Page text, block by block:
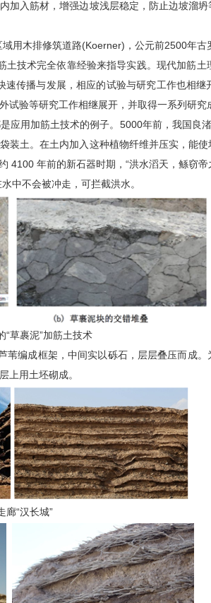
入筋材，增强边坡浅层稳定，防止边坡溜
木排修筑道路(Koerner)，公元前2500年
技术完全依靠经验来指导实践。现代加筋
传播与发展，相应的试验与研究工作也相
验等研究工作相继展开，并取得一系列研究
用加筋土技术的例子。5000年前，我国良渚
土。在土内加入这种植物纤维并压实，能
年前的新石器时期，“洪水滔天，鲧窃
中不会被冲走，可拦截洪水。
“草裹泥”加筋土技术
苇编成框架，中间实以砾石，层层叠压而成。
上用土坯砌成。
廊“汉长城”